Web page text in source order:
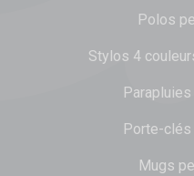
Polos
Stylos 4
Porte-
Mugs